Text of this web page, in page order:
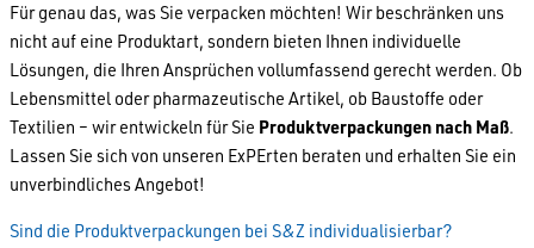
Für genau das, was Sie verpacken möchten! Wir beschränken uns
nicht auf eine Produktart, sondern bieten Ihnen individuelle
Lösungen, die Ihren Ansprüchen vollumfassend gerecht werden. Ob
Lebensmittel oder pharmazeutische Artikel, ob Baustoffe oder
Textilien – wir entwickeln für Sie Produktverpackungen nach Maß.
Lassen Sie sich von unseren ExPErten beraten und erhalten Sie ein
unverbindliches Angebot!
Sind die Produktverpackungen bei S&Z individualisierbar?